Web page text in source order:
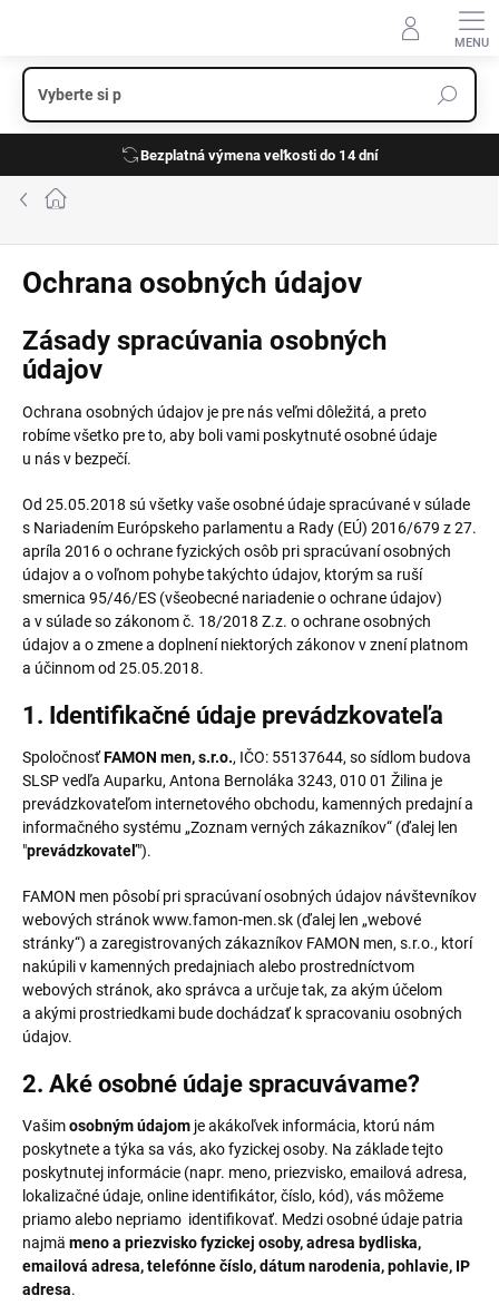
Bezplatná výmena veľkosti do 14 dní
Domov
Ochrana osobných údajov
Zásady spracúvania osobných
údajov
Ochrana osobných údajov je pre nás veľmi dôležitá, a preto
robíme všetko pre to, aby boli vami poskytnuté osobné údaje
u nás v bezpečí.
Od 25.05.2018 sú všetky vaše osobné údaje spracúvané v súlade
s Nariadením Európskeho parlamentu a Rady (EÚ) 2016/679 z 27.
apríla 2016 o ochrane fyzických osôb pri spracúvaní osobných
údajov a o voľnom pohybe takýchto údajov, ktorým sa ruší
smernica 95/46/ES (všeobecné nariadenie o ochrane údajov)
a v súlade so zákonom č. 18/2018 Z.z. o ochrane osobných
údajov a o zmene a doplnení niektorých zákonov v znení platnom
a účinnom od 25.05.2018.
1. Identifikačné údaje prevádzkovateľa
SpoločnosťFAMON men, s.r.o., IČO: 55137644, so sídlom budova
SLSP vedľa Auparku, Antona Bernoláka 3243, 010 01 Žilina je
prevádzkovateľom internetového obchodu, kamenných predajní a
informačného systému „Zoznam verných zákazníkov“ (ďalej len
"prevádzkovateľ").
FAMON men pôsobí pri spracúvaní osobných údajov návštevníkov
webových stránok www.famon-men.sk (ďalej len „webové
stránky“) a zaregistrovaných zákazníkov FAMON men, s.r.o., ktorí
nakúpili v kamenných predajniach alebo prostredníctvom
webových stránok, ako správca a určuje tak, za akým účelom
a akými prostriedkami bude dochádzať k spracovaniu osobných
údajov.
2. Aké osobné údaje spracuvávame?
Vašimosobným údajom je akákoľvek informácia, ktorú nám
poskytnete a týka sa vás, ako fyzickej osoby. Na základe tejto
poskytnutej informácie (napr. meno, priezvisko, emailová adresa,
lokalizačné údaje, online identifikátor, číslo, kód), vás môžeme
priamo alebo nepriamo identifikovať. Medzi osobné údaje patria
najmä meno a priezvisko fyzickej osoby, adresa bydliska,
emailová adresa, telefónne číslo, dátum narodenia, pohlavie, IP
adresa.